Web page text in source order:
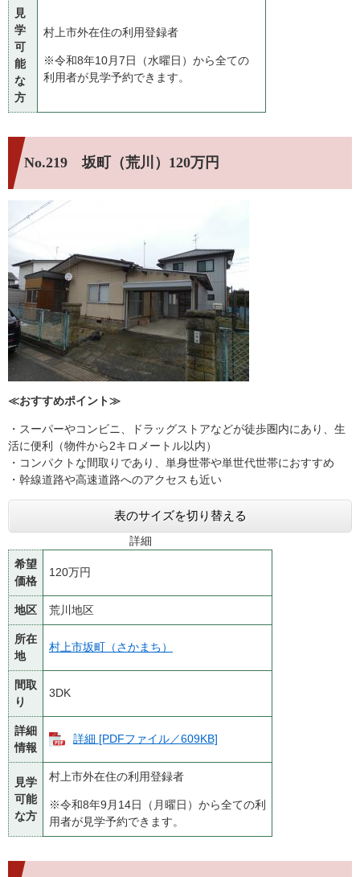
見
学
可
能
な
方
村上市外在住の利用登録者
※令和8年10月7日（水曜日）から全ての
利用者が見学予約できます。
No.219 坂町（荒川）120万円
≪おすすめポイント≫
・スーパーやコンビニ、ドラッグストアなどが徒歩圏内にあり、生
活に便利（物件から2キロメートル以内）
・コンパクトな間取りであり、単身世帯や単世代世帯におすすめ
・幹線道路や高速道路へのアクセスも近い
表のサイズを切り替える
詳細
希望
価格
120万円
地区 荒川地区
所在
地
村上市坂町（さかまち）
間取
り
3DK
詳細
情報
詳細 [PDFファイル／609KB]
見学
可能
な方
村上市外在住の利用登録者
※令和8年9月14日（月曜日）から全ての利
用者が見学予約できます。